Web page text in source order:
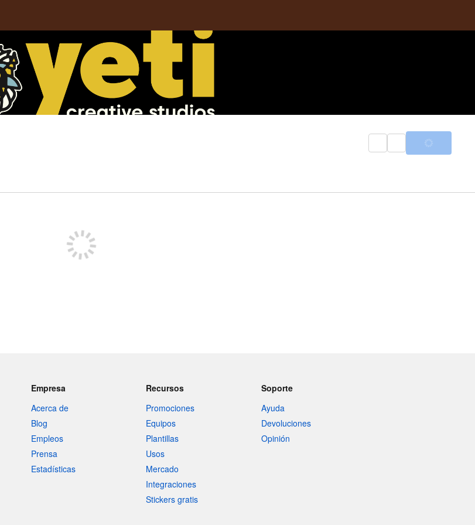
Empresa
Acerca de
Blog
Empleos
Prensa
Estadísticas
Recursos
Promociones
Equipos
Plantillas
Usos
Mercado
Integraciones
Stickers gratis
Soporte
Ayuda
Devoluciones
Opinión